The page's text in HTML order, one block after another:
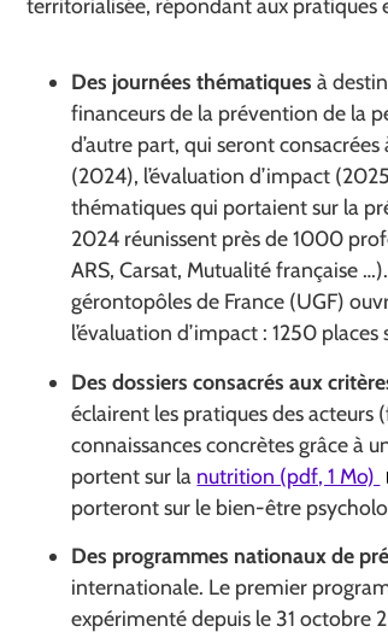
territorialisée, répondant aux pratiques
Des journées thématiques à
financeurs de la prévention de la
d’autre part, qui seront
(2024), l’évaluation d’impact
thématiques qui portaient sur la
2024 réunissent près de 1000
ARS, Carsat, Mutualité française
gérontopôles de France (UGF)
l’évaluation d’impact : 1250
Des dossiers consacrés aux
éclairent les pratiques des
connaissances concrètes grâce à
portent sur la nutrition (pdf, 1 Mo)
porteront sur le bien-être
Des programmes nationaux de
internationale. Le premier
expérimenté depuis le 31 octobre